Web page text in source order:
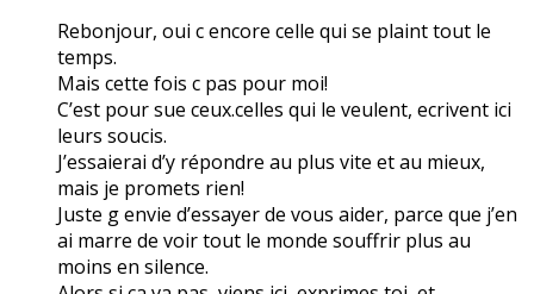
Rebonjour, oui c encore celle qui se plaint tout le
temps.
Mais cette fois c pas pour moi!
C’est pour sue ceux.celles qui le veulent, ecrivent ici
leurs soucis.
J’essaierai d’y répondre au plus vite et au mieux,
mais je promets rien!
Juste g envie d’essayer de vous aider, parce que j’en
ai marre de voir tout le monde souffrir plus au
moins en silence.